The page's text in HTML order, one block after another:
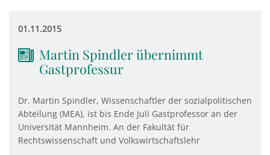
01.11.2015
Martin Spindler übernimmt
Gastprofessur
Dr. Martin Spindler, Wissenschaftler der sozialpolitischen
Abteilung (MEA), ist bis Ende Juli Gastprofessor an der
Universität Mannheim. An der Fakultät für
Rechtswissenschaft und Volkswirtschaftslehr